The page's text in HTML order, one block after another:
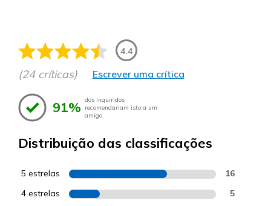
4.4
(24 críticas) Escrever uma crítica
91% dos inquiridos
recomendariam isto a um
amigo.
Distribuição das classificações
5 estrelas 16
4 estrelas 5